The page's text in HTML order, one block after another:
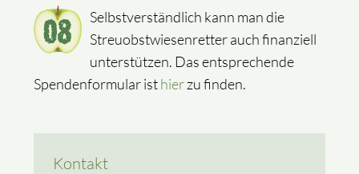
Selbstverständlich kann man die
Streuobstwiesenretter auch finanziell
unterstützen. Das entsprechende
Spendenformular isthierzu finden.
Kontakt